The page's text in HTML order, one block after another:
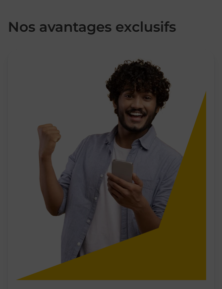
Nos avantages exclusifs